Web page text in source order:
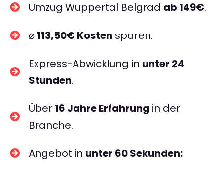
Umzug Wuppertal Belgrad ab 149€.
⌀ 113,50€ Kosten sparen.
Express-Abwicklung in unter 24
Stunden.
Über 16 Jahre Erfahrung in der
Branche.
Angebot in unter 60 Sekunden: